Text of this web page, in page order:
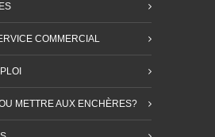
COMMERCIAL
METTRE AUX ENCHÈRES?